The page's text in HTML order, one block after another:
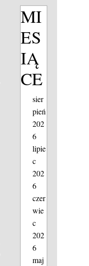
MI
ES
IĄ
CE
sier
pień
202
6
lipie
c
202
6
czer
wie
c
202
6
maj